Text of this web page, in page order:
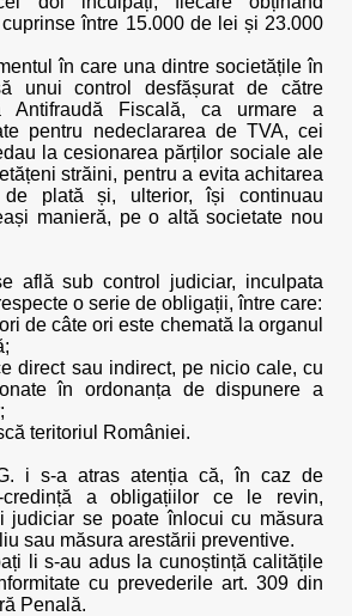
între 15.000 de lei și 23.000
în care una dintre societățile în
unui control desfășurat de către
Antifraudă Fiscală, ca urmare a
pentru nedeclararea de TVA, cei
la cesionarea părților sociale ale
străini, pentru a evita achitarea
de plată și, ulterior, își continuau
manieră, pe o altă societate nou
află sub control judiciar, inculpata
o serie de obligații, între care:
de câte ori este chemată la organul
direct sau indirect, pe nicio cale, cu
în ordonanța de dispunere a
teritoriul României.
i s-a atras atenția că, în caz de
credință a obligațiilor ce le revin,
judiciar se poate înlocui cu măsura
sau măsura arestării preventive.
li s-au adus la cunoștință calitățile
cu prevederile art. 309 din
Penală.